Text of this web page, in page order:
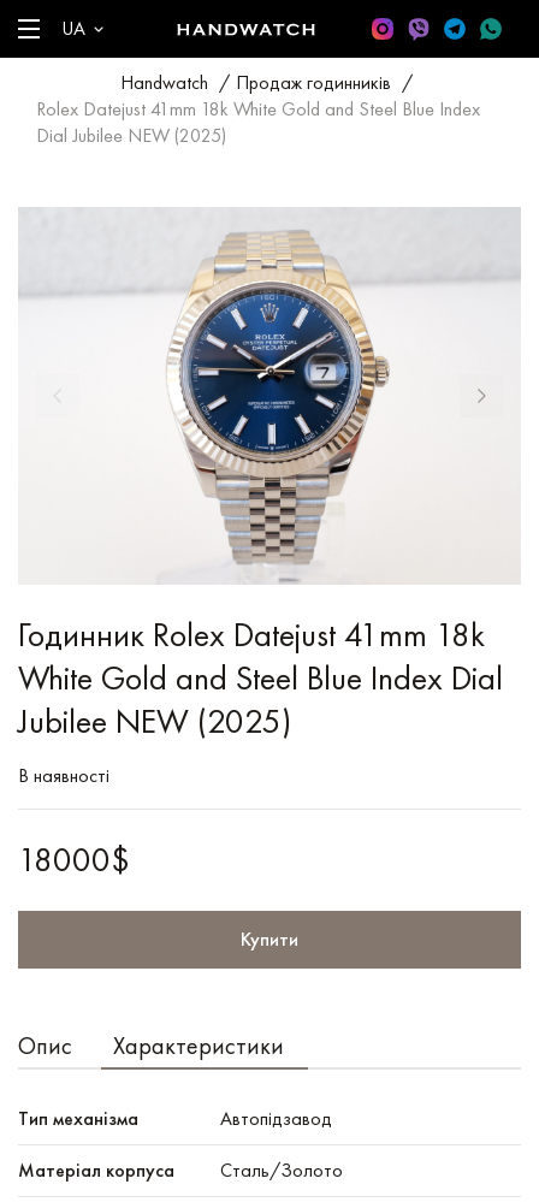
UA
Handwatch / Продаж годинників /
Rolex Datejust 41mm 18k White Gold and Steel Blue Index
Dial Jubilee NEW (2025)
Годинник Rolex Datejust 41mm 18k
White Gold and Steel Blue Index Dial
Jubilee NEW (2025)
В наявності
18000$
Купити
Опис Характеристики
Тип механізма Автопідзавод
Mатеріал корпуса Сталь/Золото